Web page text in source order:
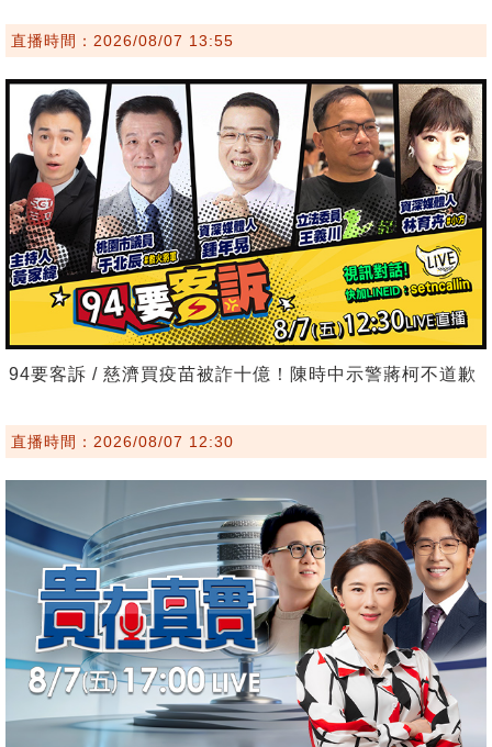
直播時間：2026/08/07 13:55
94要客訴 / 慈濟買疫苗被詐十億！陳時中示警蔣柯不道歉
直播時間：2026/08/07 12:30